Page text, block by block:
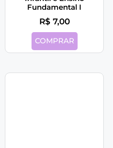
Fundamental I
R$ 7,00
COMPRAR